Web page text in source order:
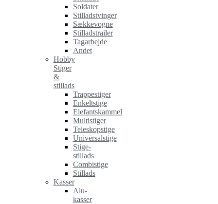
Soldater
Stilladstvinger
Sækkevogne
Stilladstrailer
Tagarbejde
Andet
Hobby
Stiger
&
stillads
Trappestiger
Enkeltstige
Elefantskammel
Multistiger
Teleskopstige
Universalstige
Stige-
stillads
Combistige
Stillads
Kasser
Alu-
kasser